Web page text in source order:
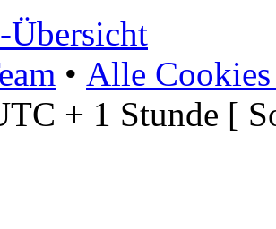
Übersicht
• Alle Cookies
+ 1 Stunde [